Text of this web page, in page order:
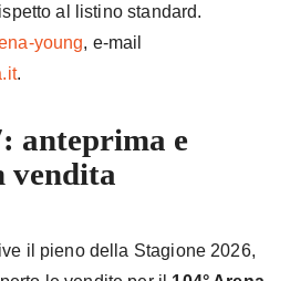
al listino standard.
young, e-mail
.
anteprima e
vendita
il pieno della Stagione 2026,